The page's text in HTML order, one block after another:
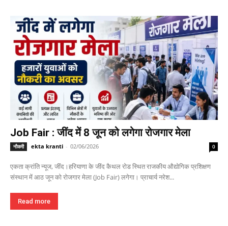
Job Fair : जींद में 8 जून को लगेगा रोजगार मेला
नौकरी ekta kranti - 02/06/2026 0
एकता क्रांति न्यूज, जींद।हरियाणा के जींद कैथल रोड स्थित राजकीय औद्योगिक प्रशिक्षण
संस्थान में आठ जून को रोजगार मेला (Job Fair) लगेगा। प्राचार्य नरेश...
Read more